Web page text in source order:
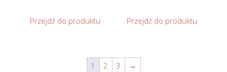
Przejdź do produktu Przejdź do produktu
1 2 3 →